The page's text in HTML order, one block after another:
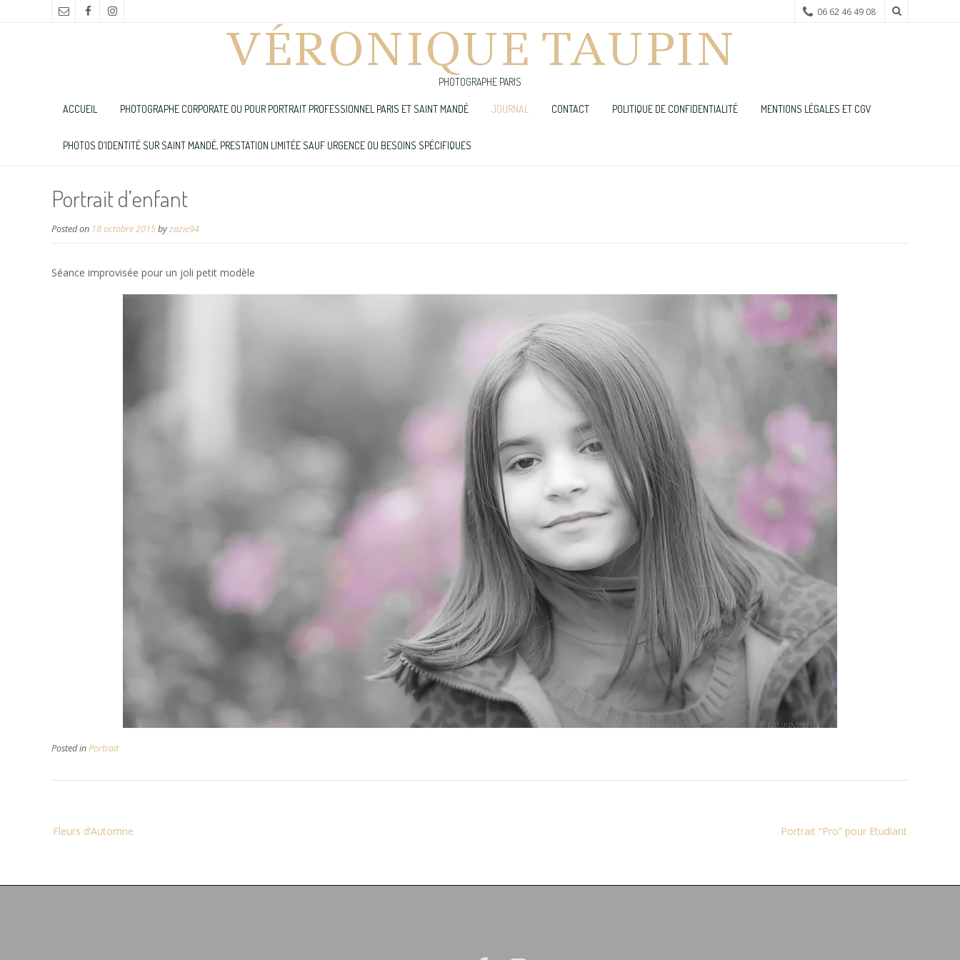
06 62 46 49 08
VÉRONIQUE TAUPIN
PHOTOGRAPHE PARIS
ACCUEIL PHOTOGRAPHE CORPORATE OU POUR PORTRAIT PROFESSIONNEL PARIS ET SAINT MANDÉ JOURNAL CONTACT POLITIQUE DE CONFIDENTIALITÉ MENTIONS LÉGALES ET CGV
PHOTOS D’IDENTITÉ SUR SAINT MANDÉ, PRESTATION LIMITÉE SAUF URGENCE OU BESOINS SPÉCIFIQUES
Portrait d’enfant
Posted on 18 octobre 2015byzazie94
Séance improvisée pour un joli petit modèle
Posted inPortrait
de Portrait “Pro” pour Etudiant
Fleurs d’Automne